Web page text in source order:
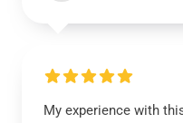
My experience with